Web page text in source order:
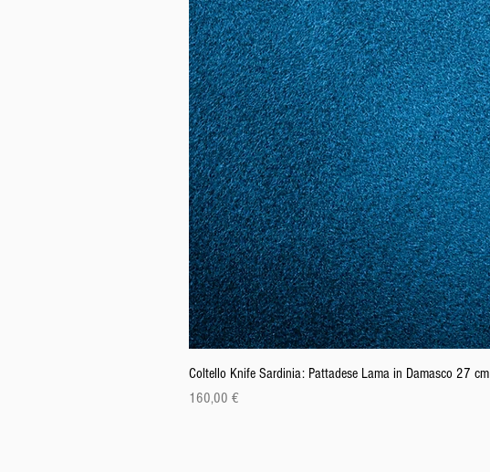
Coltello Knife Sardinia: Pattadese Lama in Damasco 27 cm
Prezzo
160,00 €